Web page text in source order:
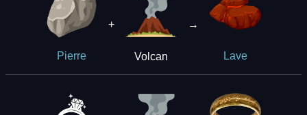
Pierre
+
Volcan
→
Lave